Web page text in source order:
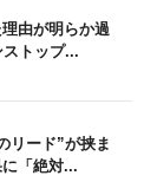
理由が明らか過
トップ...
リード”が挟ま
「絶対...